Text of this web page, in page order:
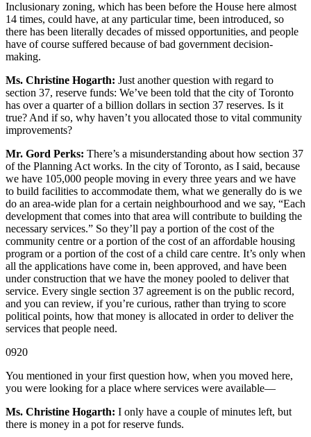
Inclusionary zoning, which has been before the House here almost
14 times, could have, at any particular time, been introduced, so
there has been literally decades of missed opportunities, and people
have of course suffered because of bad government decision-
making.
Ms. Christine Hogarth: Just another question with regard to
section 37, reserve funds: We’ve been told that the city of Toronto
has over a quarter of a billion dollars in section 37 reserves. Is it
true? And if so, why haven’t you allocated those to vital community
improvements?
Mr. Gord Perks: There’s a misunderstanding about how section 37
of the Planning Act works. In the city of Toronto, as I said, because
we have 105,000 people moving in every three years and we have
to build facilities to accommodate them, what we generally do is we
do an area-wide plan for a certain neighbourhood and we say, “Each
development that comes into that area will contribute to building the
necessary services.” So they’ll pay a portion of the cost of the
community centre or a portion of the cost of an affordable housing
program or a portion of the cost of a child care centre. It’s only when
all the applications have come in, been approved, and have been
under construction that we have the money pooled to deliver that
service. Every single section 37 agreement is on the public record,
and you can review, if you’re curious, rather than trying to score
political points, how that money is allocated in order to deliver the
services that people need.
0920
You mentioned in your first question how, when you moved here,
you were looking for a place where services were available—
Ms. Christine Hogarth: I only have a couple of minutes left, but
there is money in a pot for reserve funds.